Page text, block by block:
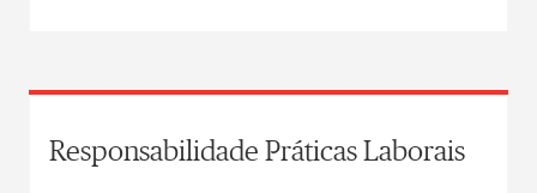
Responsabilidade Práticas Laborais